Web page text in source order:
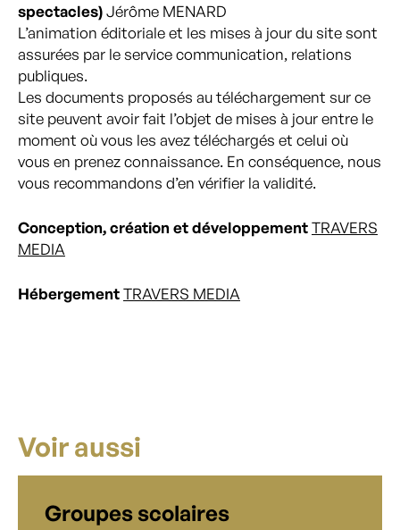
spectacles)Jérôme MENARD
L’animation éditoriale et les mises à jour du site sont
assurées par le service communication, relations
publiques.
Les documents proposés au téléchargement sur ce
site peuvent avoir fait l’objet de mises à jour entre le
moment où vous les avez téléchargés et celui où
vous en prenez connaissance. En conséquence, nous
vous recommandons d’en vérifier la validité.
Conception, création et développementTRAVERS
MEDIA
HébergementTRAVERS MEDIA
Voir aussi
Groupes scolaires